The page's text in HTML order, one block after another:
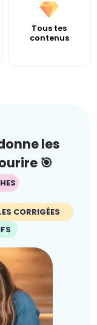
Tous tes
contenus
les
🎯
CORRIGÉES